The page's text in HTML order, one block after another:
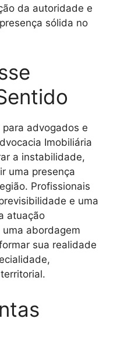
da autoridade e
sólida no
para advogados e
Imobiliária
a instabilidade,
uma presença
Profissionais
e uma
atuação
abordagem
sua realidade